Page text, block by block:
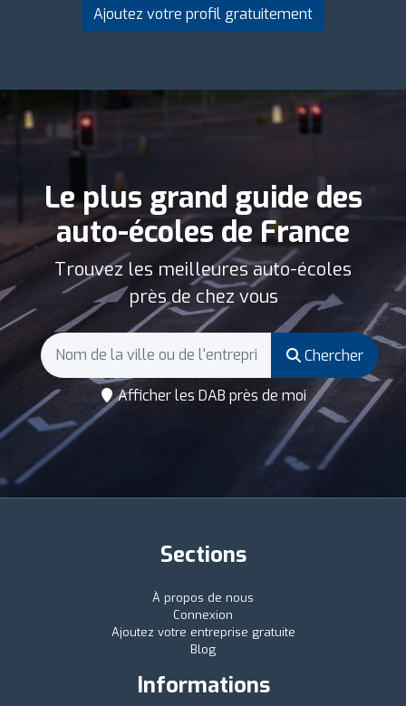
Ajoutez votre profil gratuitement
Le plus grand guide des
auto-écoles de France
Trouvez les meilleures auto-écoles
près de chez vous
Chercher
Afficher les DAB près de moi
Sections
À propos de nous
Connexion
Ajoutez votre entreprise gratuite
Blog
Informations